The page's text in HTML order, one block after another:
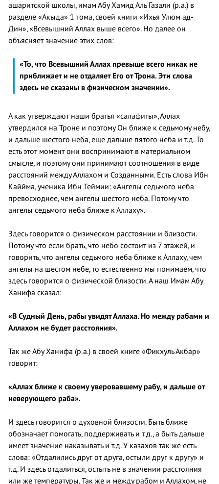
ашаритской школы, имам Абу Хамид Аль Газали (р.а.) в
разделе «Акыда» 1 тома, своей книги «Ихья Улюм ад-
Дин», «Всевышний Аллах выше всего». Но далее он
объясняет значение этих слов:
«То, что Всевышний Аллах превыше всего никак не
приближает и не отдаляет Его от Трона. Эти слова
здесь не сказаны в физическом значении».
А как утверждают наши братья «салафиты», Аллах
утвердился на Троне и поэтому Он ближе к седьмому небу,
и дальше шестого неба, еще дальше пятого неба и т.д. То
есть этот момент они воспринимают в материальном
смысле, и поэтому они принимают соотношения в виде
расстояний между Аллахом и Созданными. Есть слова Ибн
Каййма, ученика Ибн Теймии: «Ангелы седьмого неба
превосходнее, чем ангелы шестого неба. Потому что
ангелы седьмого неба ближе к Аллаху».
Здесь говорится о физическом расстоянии и близости.
Потому что если брать, что небо состоит из 7 этажей, и
говорить, что ангелы седьмого неба ближе к Аллаху, чем
ангелы на шестом небе, то естественно мы понимаем, что
здесь говорится о физической близости. А наш Имам Абу
Ханифа сказал:
«В Судный День, рабы увидят Аллаха. Но между рабами и
Аллахом не будет расстояния».
Так же Абу Ханифа (р.а.) в своей книге «Фикхуль Акбар»
говорит:
«Аллах ближе к своему уверовавшему рабу, и дальше от
неверующего раба».
И здесь говорится о духовной близости. Быть ближе
обозначает помогать, поддерживать и т.д., а быть дальше
имеет значение наказывать и т.д. У казахов так же есть
слова: «Отдалились друг от друга, остыли друг к другу» и
т.д. И здесь отдалиться, остыть не в значении расстояния
или же температуры. Так же и между рабом и Аллахом, не